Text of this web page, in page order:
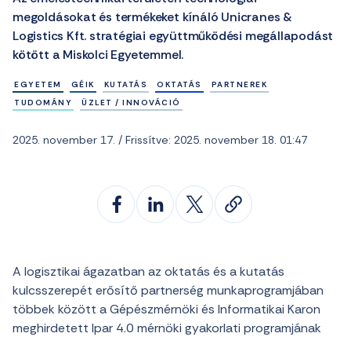
megoldásokat és termékeket kínáló Unicranes &
Logistics Kft. stratégiai együttműködési megállapodást
kötött a Miskolci Egyetemmel.
EGYETEM GÉIK KUTATÁS OKTATÁS
PARTNEREK
TUDOMÁNY
ÜZLET / INNOVÁCIÓ
2025. november 17. / Frissítve: 2025. november 18. 01:47
A logisztikai ágazatban az oktatás és a kutatás
kulcsszerepét erősítő partnerség munkaprogramjában
többek között a Gépészmérnöki és Informatikai Karon
meghirdetett Ipar 4.0 mérnöki gyakorlati programjának